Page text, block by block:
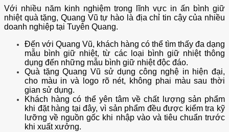
Với nhiều năm kinh nghiệm trong lĩnh vực in ấn bình giữ
nhiệt quà tặng, Quang Vũ tự hào là địa chỉ tin cậy của nhiều
doanh nghiệp tại Tuyên Quang.
Đến với Quang Vũ, khách hàng có thể tìm thấy đa dạng
mẫu bình giữ nhiệt, từ các loại bình giữ nhiệt thông
dụng đến những mẫu bình giữ nhiệt độc đáo.
Quà tặng Quang Vũ sử dụng công nghệ in hiện đại,
cho màu in và logo rõ nét, không phai màu sau thời
gian sử dụng.
Khách hàng có thể yên tâm về chất lượng sản phẩm
khi đặt hàng tại đây, vì sản phẩm đều được kiểm tra kỹ
lưỡng về nguồn gốc khi nhập vào và tiêu chuẩn trước
khi xuất xưởng.